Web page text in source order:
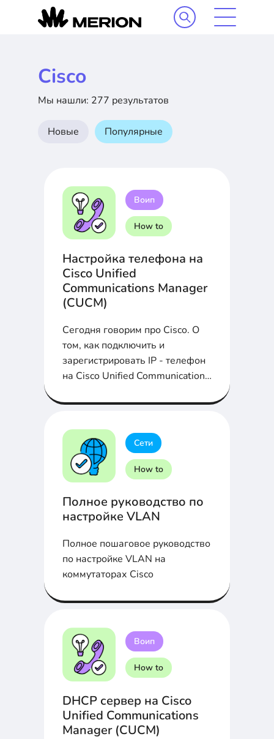
Cisco
Мы нашли: 277 результатов
Новые Популярные
Воип
How to
Настройка телефона на
Cisco Unified
Communications Manager
(CUCM)
Сегодня говорим про Cisco. О
том, как подключить и
зарегистрировать IP - телефон
на Cisco Unified Communications
статье...
Сети
How to
Полное руководство по
настройке VLAN
Полное пошаговое руководство
по настройке VLAN на
коммутаторах Cisco
Воип
How to
DHCP сервер на Cisco
Unified Communications
Manager (CUCM)